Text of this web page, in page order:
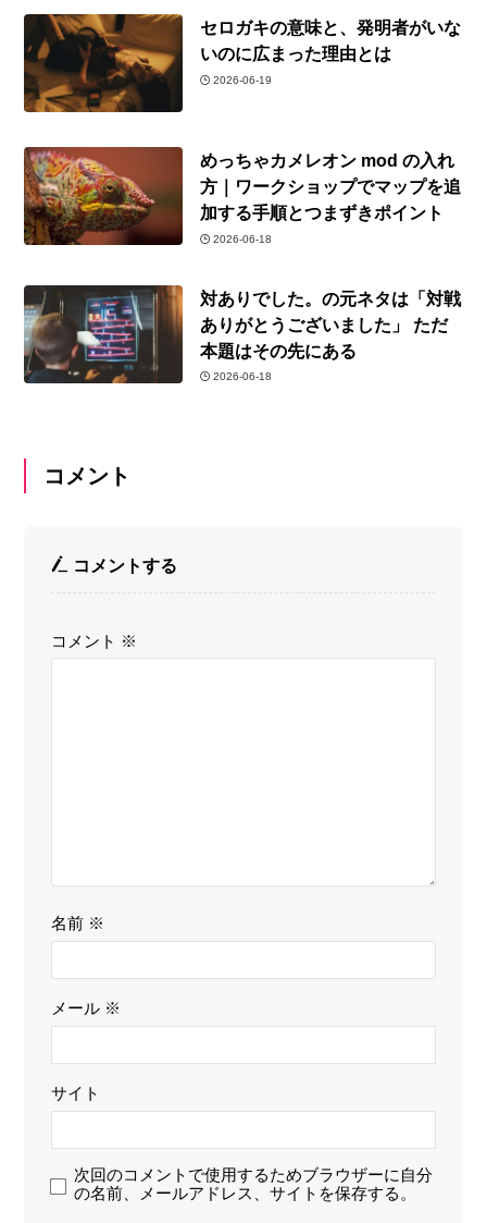
セロガキの意味と、発明者がいな
いのに広まった理由とは
2026-06-19
めっちゃカメレオン mod の入れ
方｜ワークショップでマップを追
加する手順とつまずきポイント
2026-06-18
対ありでした。の元ネタは「対戦
ありがとうございました」 ただ
本題はその先にある
2026-06-18
コメント
コメントする
コメント ※
名前 ※
メール ※
サイト
次回のコメントで使用するためブラウザーに自分
の名前、メールアドレス、サイトを保存する。